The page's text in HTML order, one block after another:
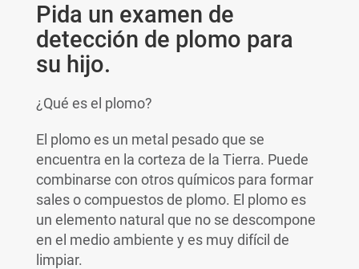
Pida un examen de
detección de plomo para
su hijo.
¿Qué es el plomo?
El plomo es un metal pesado que se
encuentra en la corteza de la Tierra. Puede
combinarse con otros químicos para formar
sales o compuestos de plomo. El plomo es
un elemento natural que no se descompone
en el medio ambiente y es muy difícil de
limpiar.